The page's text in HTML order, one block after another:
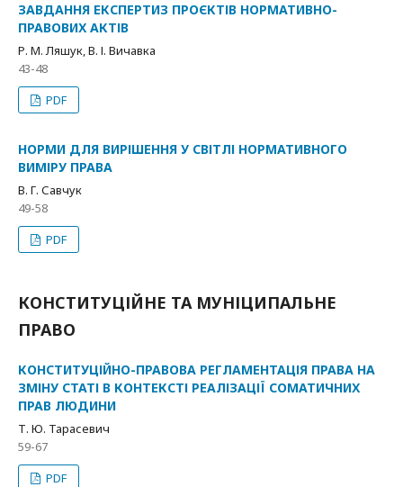
ЗАВДАННЯ ЕКСПЕРТИЗ ПРОЄКТІВ НОРМАТИВНО-
ПРАВОВИХ АКТІВ
Р. М. Ляшук, В. І. Вичавка
43-48
PDF
НОРМИ ДЛЯ ВИРІШЕННЯ У СВІТЛІ НОРМАТИВНОГО
ВИМІРУ ПРАВА
В. Г. Савчук
49-58
PDF
КОНСТИТУЦІЙНЕ ТА МУНІЦИПАЛЬНЕ
ПРАВО
КОНСТИТУЦІЙНО-ПРАВОВА РЕГЛАМЕНТАЦІЯ ПРАВА НА
ЗМІНУ СТАТІ В КОНТЕКСТІ РЕАЛІЗАЦІЇ СОМАТИЧНИХ
ПРАВ ЛЮДИНИ
Т. Ю. Тарасевич
59-67
PDF